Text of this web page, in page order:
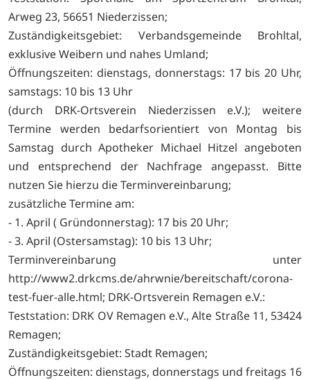
Arweg 23, 56651 Niederzissen;
Zuständigkeitsgebiet: Verbandsgemeinde Brohltal,
exklusive Weibern und nahes Umland;
Öffnungszeiten: dienstags, donnerstags: 17 bis 20 Uhr,
samstags: 10 bis 13 Uhr
(durch DRK-Ortsverein Niederzissen e.V.); weitere
Termine werden bedarfsorientiert von Montag bis
Samstag durch Apotheker Michael Hitzel angeboten
und entsprechend der Nachfrage angepasst. Bitte
nutzen Sie hierzu die Terminvereinbarung;
zusätzliche Termine am:
- 1. April ( Gründonnerstag): 17 bis 20 Uhr;
- 3. April (Ostersamstag): 10 bis 13 Uhr;
Terminvereinbarung unter
http://www2.drkcms.de/ahrwnie/bereitschaft/corona-
test-fuer-alle.html; DRK-Ortsverein Remagen e.V.:
Teststation: DRK OV Remagen e.V., Alte Straße 11, 53424
Remagen;
Zuständigkeitsgebiet: Stadt Remagen;
Öffnungszeiten: dienstags, donnerstags und freitags 16